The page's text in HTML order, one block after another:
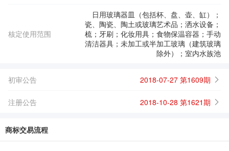
核定使用范围
日用玻璃器皿（包括杯、盘、壶、缸）；
瓷、陶瓷、陶土或玻璃艺术品；洒水设备；
梳；牙刷；化妆用具；食物保温容器；手动
清洁器具；未加工或半加工玻璃（建筑玻璃
除外）；室内水族池
初审公告 2018-07-27 第1609期
注册公告 2018-10-28 第1621期
商标交易流程